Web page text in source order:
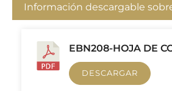
Información descargable
EBN208-HOJA DE
DESCARGAR